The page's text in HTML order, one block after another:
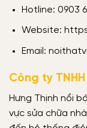
Hotline: 0903
Website:
Email:
Công ty
Hưng Thịnh nổi
vực sửa chữa